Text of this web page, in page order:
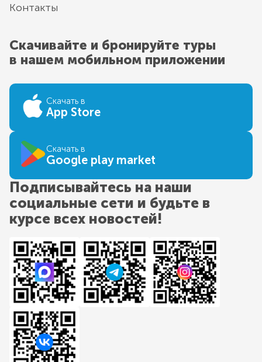
Контакты
Скачивайте и бронируйте туры
в нашем мобильном приложении
Скачать в
App Store
Скачать в
Google play market
Подписывайтесь на наши
социальные сети и будьте в
курсе всех новостей!